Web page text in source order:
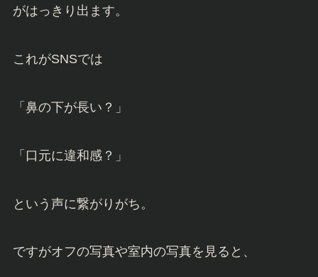
がはっきり出ます。
これがSNSでは
「鼻の下が長い？」
「口元に違和感？」
という声に繋がりがち。
ですがオフの写真や室内の写真を見ると、